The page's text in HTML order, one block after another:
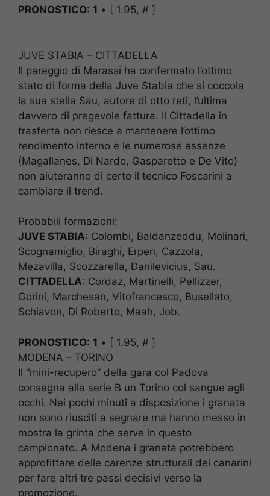
PRONOSTICO: 1 • [ 1.95, # ]
JUVE STABIA – CITTADELLA
Il pareggio di Marassi ha confermato l’ottimo
stato di forma della Juve Stabia che si coccola
la sua stella Sau, autore di otto reti, l’ultima
davvero di pregevole fattura. Il Cittadella in
trasferta non riesce a mantenere l’ottimo
rendimento interno e le numerose assenze
(Magallanes, Di Nardo, Gasparetto e De Vito)
non aiuteranno di certo il tecnico Foscarini a
cambiare il trend.
Probabili formazioni:
JUVE STABIA: Colombi, Baldanzeddu, Molinari,
Scognamiglio, Biraghi, Erpen, Cazzola,
Mezavilla, Scozzarella, Danilevicius, Sau.
CITTADELLA: Cordaz, Martinelli, Pellizzer,
Gorini, Marchesan, Vitofrancesco, Busellato,
Schiavon, Di Roberto, Maah, Job.
PRONOSTICO: 1 • [ 1.95, # ]
MODENA – TORINO
Il “mini-recupero” della gara col Padova
consegna alla serie B un Torino col sangue agli
occhi. Nei pochi minuti a disposizione i granata
non sono riusciti a segnare ma hanno messo in
mostra la grinta che serve in questo
campionato. A Modena i granata potrebbero
approfittare delle carenze strutturali dei canarini
per fare altri tre passi decisivi verso la
promozione.